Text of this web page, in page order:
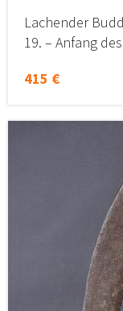
Lachender
19. – Anfang
415 €